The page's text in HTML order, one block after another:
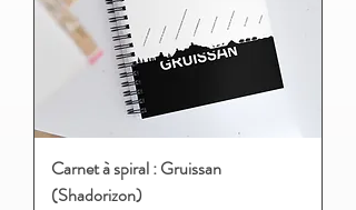
Carnet à spiral : Gruissan
(Shadorizon)